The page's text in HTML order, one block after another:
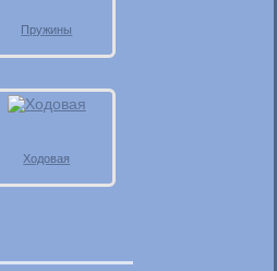
Пружины
Ходовая